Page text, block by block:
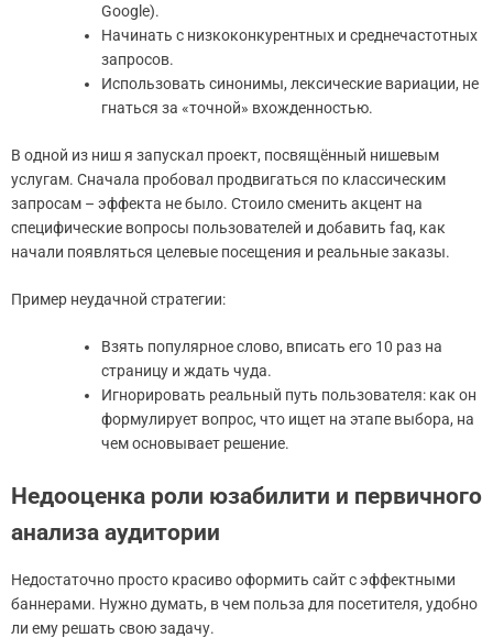
Google).
Начинать с низкоконкурентных и среднечастотных
запросов.
Использовать синонимы, лексические вариации, не
гнаться за «точной» вхожденностью.
В одной из ниш я запускал проект, посвящённый нишевым
услугам. Сначала пробовал продвигаться по классическим
запросам – эффекта не было. Стоило сменить акцент на
специфические вопросы пользователей и добавить faq, как
начали появляться целевые посещения и реальные заказы.
Пример неудачной стратегии:
Взять популярное слово, вписать его 10 раз на
страницу и ждать чуда.
Игнорировать реальный путь пользователя: как он
формулирует вопрос, что ищет на этапе выбора, на
чем основывает решение.
Недооценка роли юзабилити и первичного
анализа аудитории
Недостаточно просто красиво оформить сайт с эффектными
баннерами. Нужно думать, в чем польза для посетителя, удобно
ли ему решать свою задачу.